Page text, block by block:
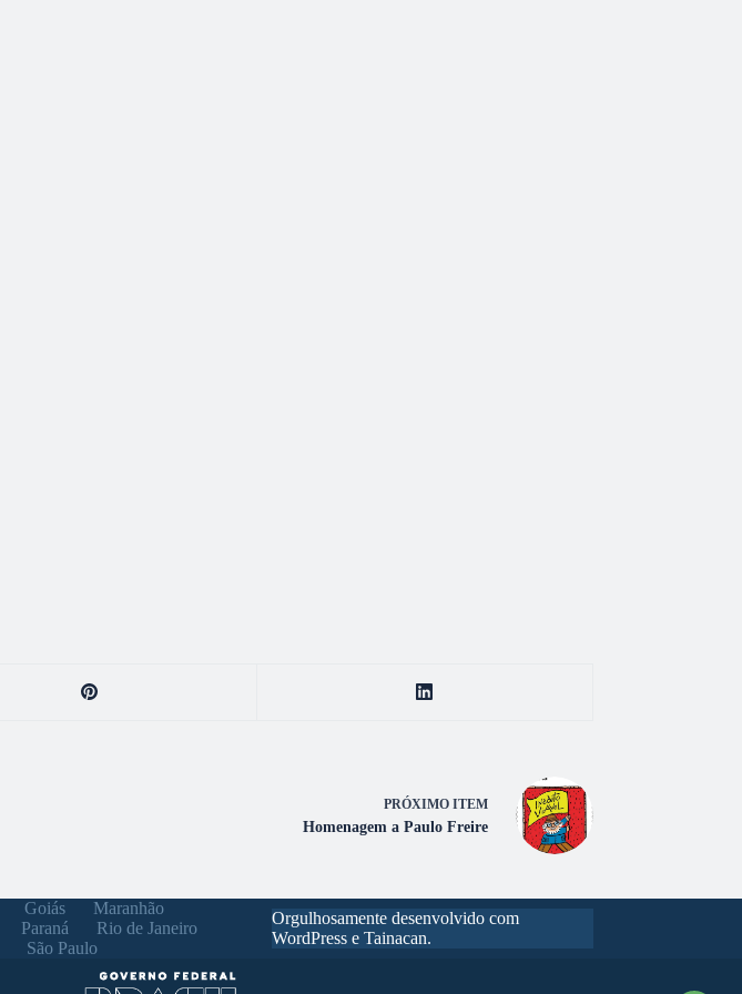
PRÓXIMO ITEM
Homenagem a Paulo Freire
Goiás
Maranhão
Paraná
Rio de Janeiro
São Paulo
Orgulhosamente desenvolvido com
WordPress e Tainacan.